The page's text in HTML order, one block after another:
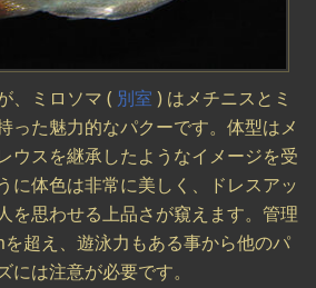
、ミロソマ ( 別室 ) はメチニスとミ
った魅力的なパクーです。体型はメ
ウスを継承したようなイメージを受
に体色は非常に美しく、ドレスアッ
を思わせる上品さが窺えます。管理
超え、遊泳力もある事から他のパ
には注意が必要です。